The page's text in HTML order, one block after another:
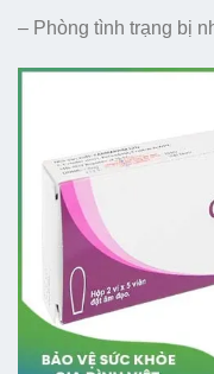
– Phòng tình trạng bị